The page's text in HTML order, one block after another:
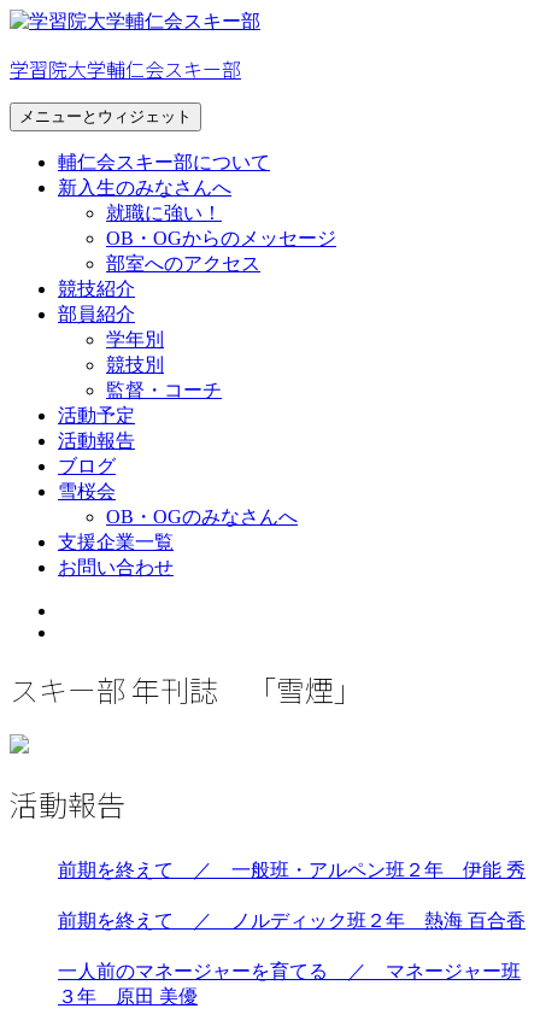
コ
テ
ツ
学習院大学輔仁会スキー部
メニューとウィジェット
輔仁会スキー部について
新入生のみなさんへ
就職に強い！
OB・OGからのメッセージ
部室へのアクセス
競技紹介
部員紹介
学年別
競技別
監督・コーチ
活動予定
活動報告
ブログ
雪桜会
OB・OGのみなさんへ
支援企業一覧
お問い合わせ
スキー部 年刊誌 「雪煙」
活動報告
前期を終えて ／ 一般班・アルペン班２年 伊能 秀
前期を終えて ／ ノルディック班２年 熱海 百合香
一人前のマネージャーを育てる ／ マネージャー班
３年 原田 美優